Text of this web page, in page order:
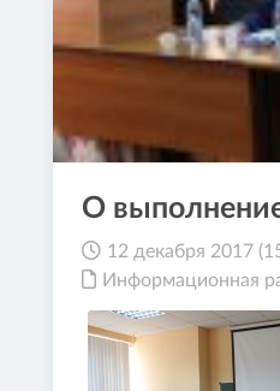
О
12 декабря 2017
Информационная